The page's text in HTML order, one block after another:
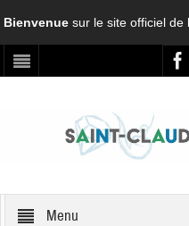
Bienvenuesur le site officiel
Menu